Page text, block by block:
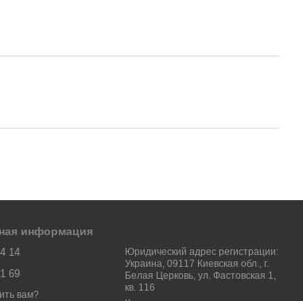
информация
14
69
вам?
Юридический адрес регистрации:
Украина, 09117 Киевская обл., г.
Белая Церковь, ул. Фастовская 1,
кв. 116